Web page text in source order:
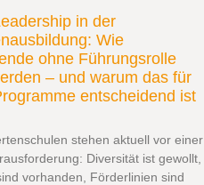
in der
Wie
ohne Führungsrolle
– und warum das für
entscheidend ist
stehen aktuell vor einer
Diversität ist gewollt,
vorhanden, Förderlinien sind